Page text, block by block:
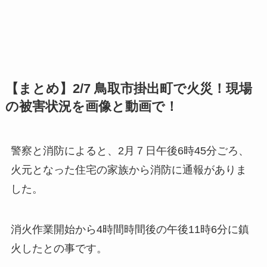
【まとめ】2/7 鳥取市掛出町で火災！現場
の被害状況を画像と動画で！
警察と消防によると、2月７日午後6時45分ごろ、
火元となった住宅の家族から消防に通報がありま
した。
消火作業開始から4時間時間後の午後11時6分に鎮
火したとの事です。